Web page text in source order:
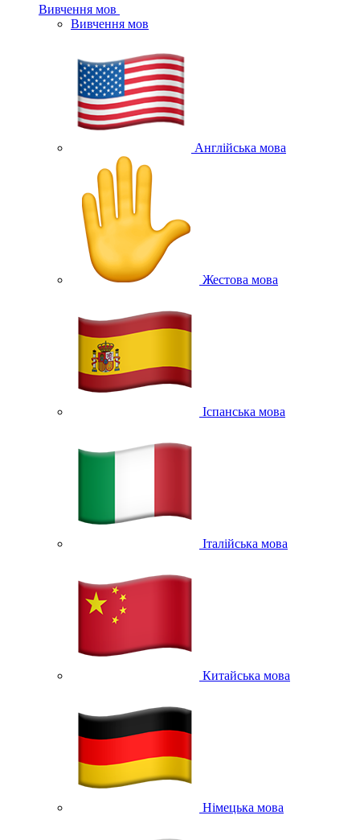
Вивчення мов
Вивчення мов
Англійська мова
Жестова мова
Іспанська мова
Італійська мова
Китайська мова
Німецька мова